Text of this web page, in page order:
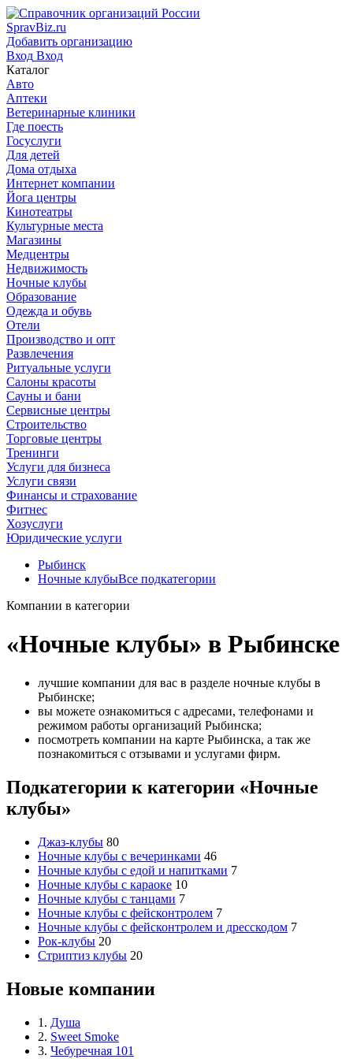
SpravBiz.ru
Добавить организацию
Вход Вход
Каталог
Авто
Аптеки
Ветеринарные клиники
Где поесть
Госуслуги
Для детей
Дома отдыха
Интернет компании
Йога центры
Кинотеатры
Культурные места
Магазины
Медцентры
Недвижимость
Ночные клубы
Образование
Одежда и обувь
Отели
Производство и опт
Развлечения
Ритуальные услуги
Салоны красоты
Сауны и бани
Сервисные центры
Строительство
Торговые центры
Тренинги
Услуги для бизнеса
Услуги связи
Финансы и страхование
Фитнес
Хозуслуги
Юридические услуги
Рыбинск
Ночные клубыВсе подкатегории
Компании в категории
«Ночные клубы» в Рыбинске
лучшие компании для вас в разделе ночные клубы в
Рыбинске;
вы можете ознакомиться с адресами, телефонами и
режимом работы организаций Рыбинска;
посмотреть компании на карте Рыбинска, а так же
познакомиться с отзывами и услугами фирм.
Подкатегории к категории «Ночные
клубы»
Джаз-клубы 80
Ночные клубы с вечеринками 46
Ночные клубы с едой и напитками 7
Ночные клубы с караоке 10
Ночные клубы с танцами 7
Ночные клубы с фейсконтролем 7
Ночные клубы с фейсконтролем и дресскодом 7
Рок-клубы 20
Стриптиз клубы 20
Новые компании
1. Душа
2. Sweet Smoke
3. Чебуречная 101